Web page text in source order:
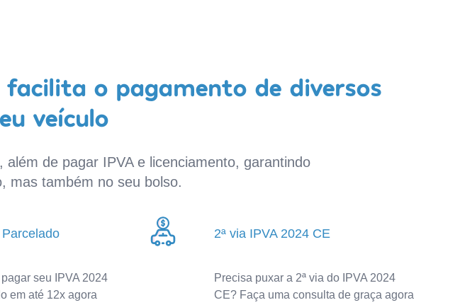
facilita o pagamento de diversos
veículo
de pagar IPVA e licenciamento, garantindo
mas também no seu bolso.
seu IPVA 2024
em até 12x agora
2ª via IPVA 2024 CE
Precisa puxar a 2ª via do IPVA 2024
CE? Faça uma consulta de graça agora